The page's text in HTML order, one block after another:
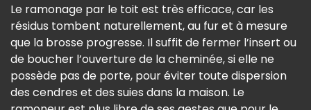
Le ramonage par le toit est très efficace, car les
résidus tombent naturellement, au fur et à mesure
que la brosse progresse. Il suffit de fermer l’insert ou
de boucher l’ouverture de la cheminée, si elle ne
possède pas de porte, pour éviter toute dispersion
des cendres et des suies dans la maison. Le